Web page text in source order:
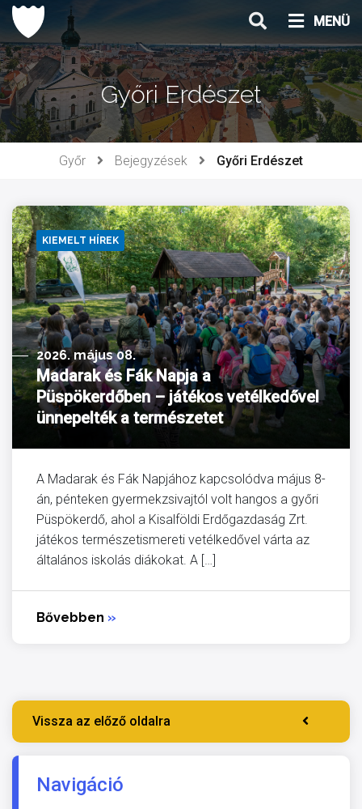
Ugrás
tartalomhoz
MENÜ
Győri Erdészet
Győr Bejegyzések Győri Erdészet
KIEMELT HÍREK
2026. május 08.
Madarak és Fák Napja a
Püspökerdőben – játékos vetélkedővel
ünnepelték a természetet
A Madarak és Fák Napjához kapcsolódva május 8-
án, pénteken gyermekzsivajtól volt hangos a győri
Püspökerdő, ahol a Kisalföldi Erdőgazdaság Zrt.
játékos természetismereti vetélkedővel várta az
általános iskolás diákokat. A […]
Bővebben »
Vissza az előző oldalra
Navigáció